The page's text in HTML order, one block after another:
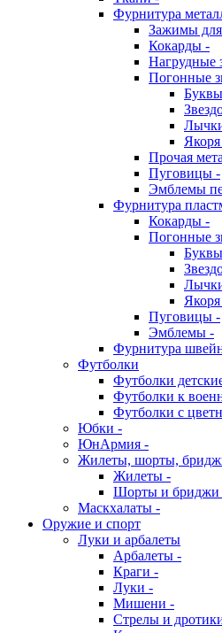
Фурнитура
Зажимы для
Кокарды -
Нагрудные
Погонные
Прочая
Пуговицы -
Эмблемы
Фурнитура
Кокарды -
Погонные
Пуговицы -
Эмблемы -
Фурнитура
Футболки
Футболки
Футболки к
Футболки с
Юбки -
ЮнАрмия -
Жилеты, шорты,
Жилеты -
Шорты и бриджи
Маскхалаты -
Оружие и спорт
Луки и арбалеты
Арбалеты -
Краги -
Луки -
Мишени -
Стрелы и